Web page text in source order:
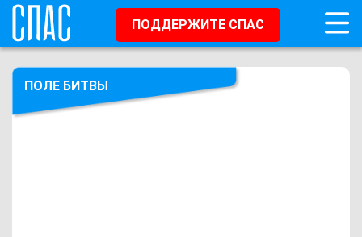
ПОДДЕРЖИТЕ СПАС
ПОЛЕ БИТВЫ